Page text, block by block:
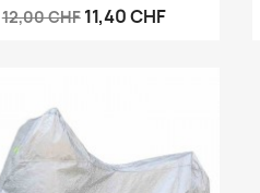
12,00 CHF 11,40 CHF